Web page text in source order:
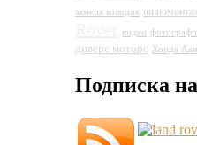
замена колодок
видео
диверс моторс Хонда
Подписка